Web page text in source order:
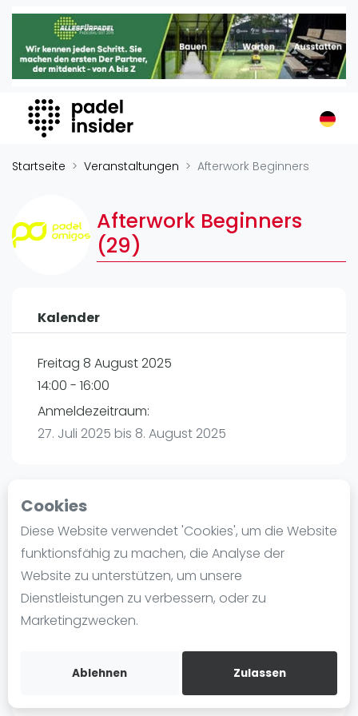
Cookies
Diese Website verwendet 'Cookies', um die Website
funktionsfähig zu machen, die Analyse der
Website zu unterstützen, um unsere
Dienstleistungen zu verbessern, oder zu
Marketingzwecken.
Ablehnen Zulassen
Padel Insider
Home
Organisationen
Buchungssysteme
Padel-Shops
Verschiedenes
Veranstaltungen
International
Ranking
Männer
Frauen
Blog
Die Geschichte von Padel
Regeln und Punktzählung
Padel Schläge
Video
Startseite Veranstaltungen Afterwork Beginners
Afterwork Beginners
(29)
Kalender
Freitag 8 August 2025
14:00 - 16:00
Anmeldezeitraum:
27. Juli 2025 bis 8. August 2025
Playtomic
Padel amigos Hamburg-Halstenbek |
Halstenbek
Am Bahndamm 88
25469Halstenbek
playtomic.io